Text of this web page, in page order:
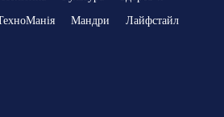
Мандри
Лайфстайл